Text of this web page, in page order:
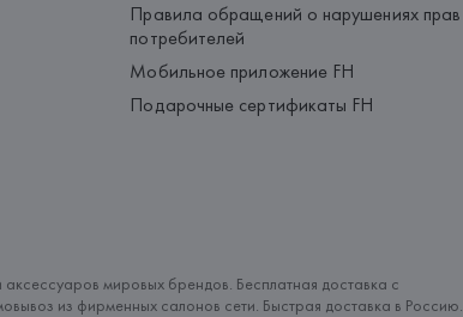
Правила обращений о нарушениях прав
потребителей
Мобильное приложение FH
Подарочные сертификаты FH
мировых брендов. Бесплатная доставка с
из фирменных салонов сети. Быстрая доставка в Россию.